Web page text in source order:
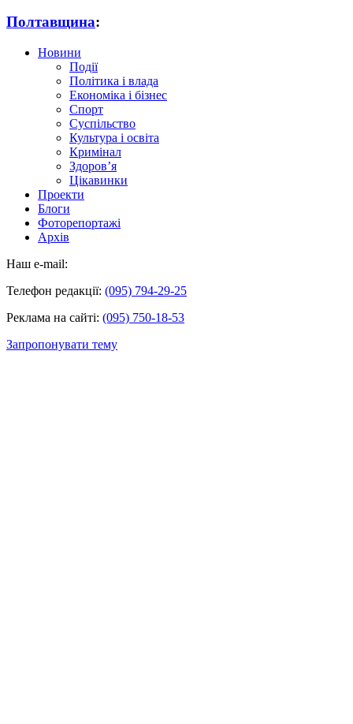
Полтавщина:
Новини
Події
Політика і влада
Економіка і бізнес
Спорт
Суспільство
Культура і освіта
Кримінал
Здоров’я
Цікавинки
Проекти
Блоги
Фоторепортажі
Архів
Наш e-mail:
Телефон редакції: (095) 794-29-25
Реклама на сайті: (095) 750-18-53
Запропонувати тему